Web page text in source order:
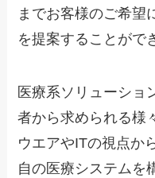
までお客様のご希望
を提案することがで
医療系ソリューショ
者から求められる様
ウエアやITの視点か
自の医療システムを